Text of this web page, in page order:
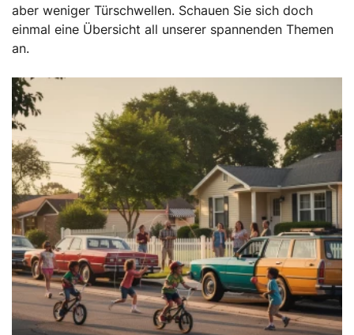
aber weniger Türschwellen. Schauen Sie sich doch
einmal eine Übersicht all unserer spannenden Themen
an.